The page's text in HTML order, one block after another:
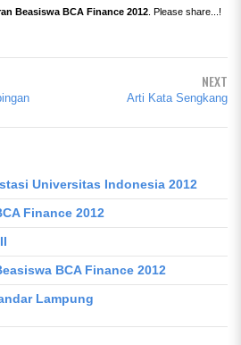
Beasiswa BCA Finance 2012 . Please share...!
NEXT
Arti Kata Sengkang
Universitas Indonesia 2012
Finance 2012
BCA Finance 2012
Lampung